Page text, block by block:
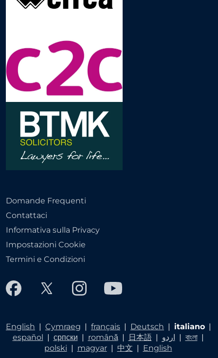
Domande Frequenti
Contattaci
Informativa sulla Privacy
Impostazioni Cookie
Termini e Condizioni
English | Cymraeg | français | Deutsch | italiano |
español | српски | română| 日本語| اردو | বাংলা|
polski | magyar| 中文 | English